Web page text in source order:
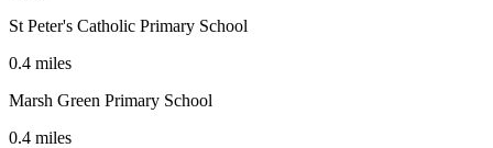
St Peter's Catholic Primary School
0.4 miles
Marsh Green Primary School
0.4 miles